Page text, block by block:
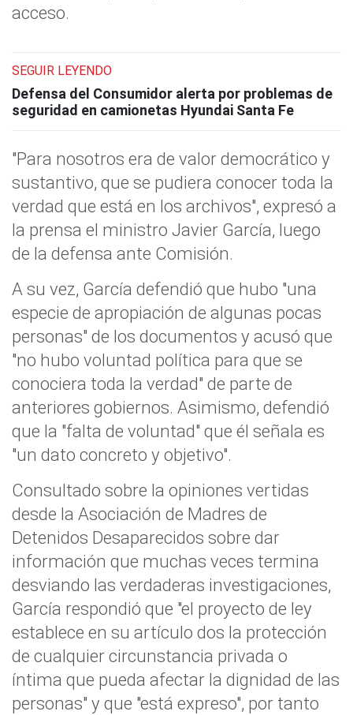
acceso.
SEGUIR LEYENDO
Defensa del Consumidor alerta por problemas de
seguridad en camionetas Hyundai Santa Fe
"Para nosotros era de valor democrático y
sustantivo, que se pudiera conocer toda la
verdad que está en los archivos", expresó a
la prensa el ministro Javier García, luego
de la defensa ante Comisión.
A su vez, García defendió que hubo "una
especie de apropiación de algunas pocas
personas" de los documentos y acusó que
"no hubo voluntad política para que se
conociera toda la verdad" de parte de
anteriores gobiernos. Asimismo, defendió
que la "falta de voluntad" que él señala es
"un dato concreto y objetivo".
Consultado sobre la opiniones vertidas
desde la Asociación de Madres de
Detenidos Desaparecidos sobre dar
información que muchas veces termina
desviando las verdaderas investigaciones,
García respondió que "el proyecto de ley
establece en su artículo dos la protección
de cualquier circunstancia privada o
íntima que pueda afectar la dignidad de las
personas" y que "está expreso", por tanto